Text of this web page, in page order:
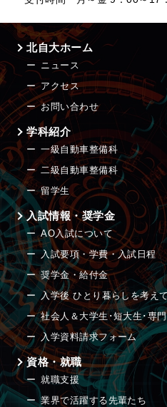
北自大ホーム
ニュース
アクセス
お問い合わせ
学科紹介
一級自動車整備科
二級自動車整備科
留学生
入試情報・奨学金
AO入試について
入試要項・学費・入試日程
奨学金・給付金
入学後 ひとり暮らしを考え
社会人＆大学生･短大生･専
入学資料請求フォーム
資格・就職
就職支援
業界で活躍する先輩たち